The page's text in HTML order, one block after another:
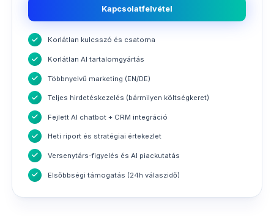
Kapcsolatfelvétel
Korlátlan kulcsszó és csatorna
Korlátlan AI tartalomgyártás
Többnyelvű marketing (EN/DE)
Teljes hirdetéskezelés (bármilyen költségkeret)
Fejlett AI chatbot + CRM integráció
Heti riport és stratégiai értekezlet
Versenytárs-figyelés és AI piackutatás
Elsőbbségi támogatás (24h válaszidő)